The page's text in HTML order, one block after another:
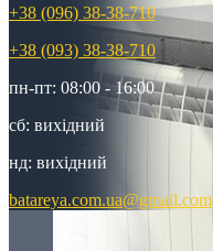
+38 (096) 38-38-710
+38 (093) 38-38-710
пн-пт: 08:00 - 16:00
сб: вихідний
нд: вихідний
batareya.com.ua@gmail.com